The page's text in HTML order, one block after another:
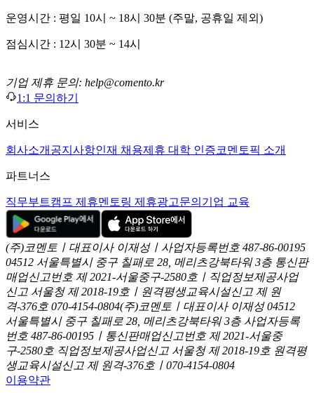
운영시간 : 평일 10시 ~ 18시 30분 (주말, 공휴일 제외)
점심시간 : 12시 30분 ~ 14시
기업 제휴 문의: help@comento.kr
1:1 문의하기
서비스
회사소개 공지사항인재 채용제휴 대학 인증코멘토픽 소개
파트너스
직무부트캠프 제휴멘토링 제휴광고문의 기업 교육
(주)코멘토ㅣ대표이사 이재성ㅣ사업자등록번호 487-86-00195
04512 서울특별시 중구 칠패로 28, 메리츠강북타워 3층 통신판
매업신고번호 제 2021-서울중구-2580호ㅣ직업정보제공사업
신고 서울청 제 2018-19호ㅣ원격평생교육시설신고 제 원
격-376호 070-4154-0804(주)코멘토ㅣ대표이사 이재성 04512
서울특별시 중구 칠패로 28, 메리츠강북타워 3층 사업자등록
번호 487-86-00195ㅣ통신판매업신고번호 제 2021-서울중
구-2580호 직업정보제공사업신고 서울청 제 2018-19호 원격평
생교육시설신고 제 원격-376호ㅣ070-4154-0804
이용약관